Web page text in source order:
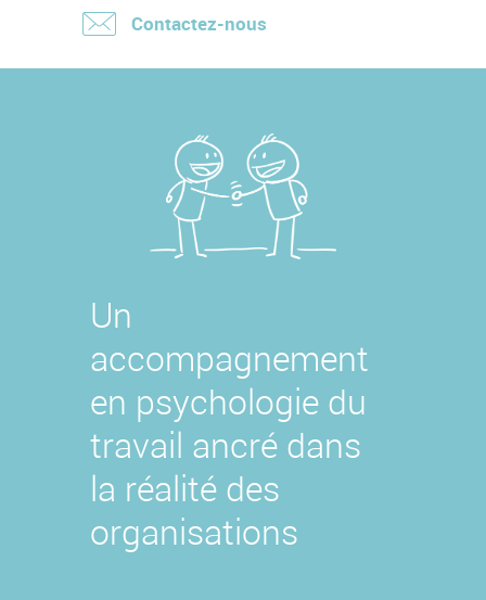
Contactez-nous
Un
accompagnement
en psychologie du
travail ancré dans
la réalité des
organisations